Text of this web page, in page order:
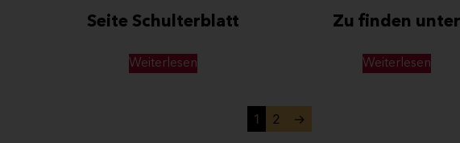
Seite Schulterblatt
Weiterlesen
Zu finden unter
Weiterlesen
1 2 →